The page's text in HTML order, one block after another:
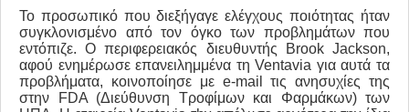
Το προσωπικό που διεξήγαγε ελέγχους ποιότητας ήταν
συγκλονισμένο από τον όγκο των προβλημάτων που
εντόπιζε. Ο περιφερειακός διευθυντής Brook Jackson,
αφού ενημέρωσε επανειλημμένα τη Ventavia για αυτά τα
προβλήματα, κοινοποίησε με e-mail τις ανησυχίες της
στην FDA (Διεύθυνση Τροφίμων και Φαρμάκων) των